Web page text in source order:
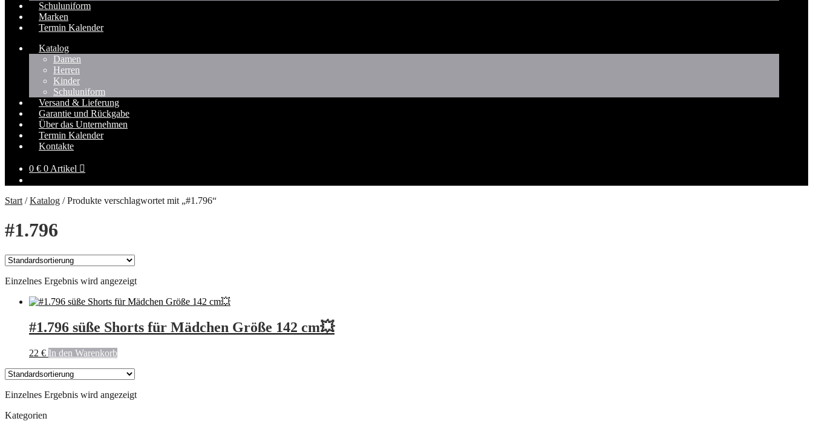
Schuluniform
Marken
Termin Kalender
Katalog
Damen
Herren
Kinder
Schuluniform
Versand & Lieferung
Garantie und Rückgabe
Über das Unternehmen
Termin Kalender
Kontakte
0 € 0 Artikel
Start /Katalog /Produkte verschlagwortet mit „#1.796“
#1.796
Einzelnes Ergebnis wird angezeigt
#1.796 süße Shorts für Mädchen Größe 142 cm💥
22 € In den Warenkorb
Einzelnes Ergebnis wird angezeigt
Kategorien